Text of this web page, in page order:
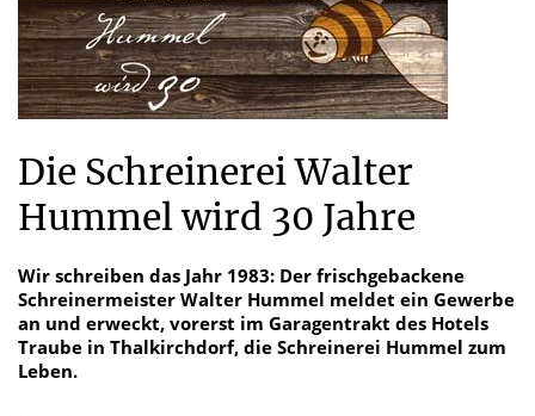
Die Schreinerei Walter
Hummel wird 30 Jahre
Wir schreiben das Jahr 1983: Der frischgebackene
Schreinermeister Walter Hummel meldet ein Gewerbe
an und erweckt, vorerst im Garagentrakt des Hotels
Traube in Thalkirchdorf, die Schreinerei Hummel zum
Leben.